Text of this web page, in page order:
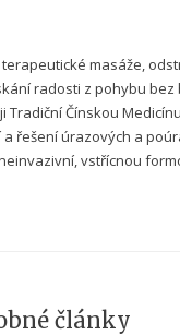
masáže,
radosti z pohybu
Čínskou
řešení úrazových a
vstřícnou
články